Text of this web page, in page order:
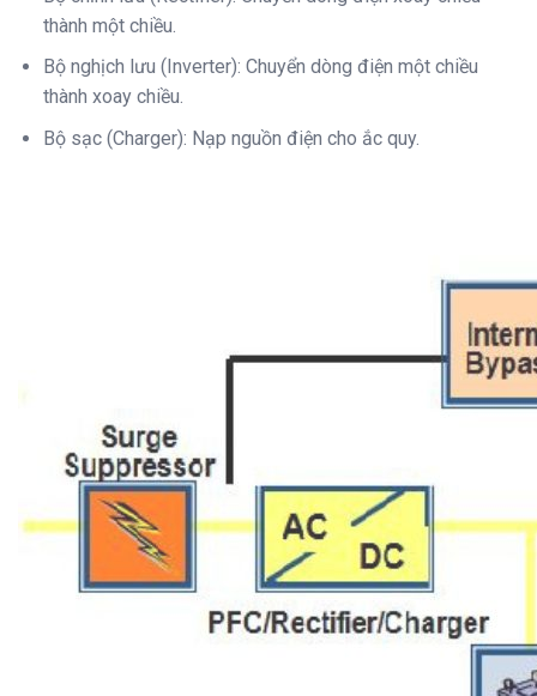
thành một chiều.
Bộ nghịch lưu (Inverter): Chuyển dòng điện một chiều
thành xoay chiều.
Bộ sạc (Charger): Nạp nguồn điện cho ắc quy.